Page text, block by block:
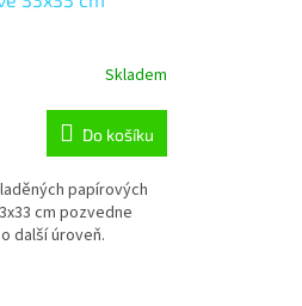
Skladem
Do košíku
papírových
cm pozvedne
další úroveň.